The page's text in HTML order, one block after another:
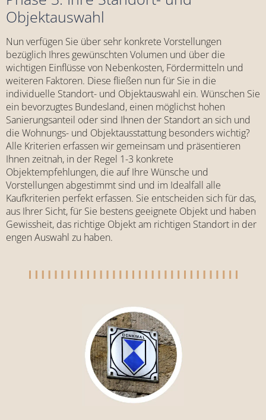
Objektauswahl
Nun verfügen Sie über sehr konkrete Vorstellungen
bezüglich Ihres gewünschten Volumen und über die
wichtigen Einflüsse von Nebenkosten, Fördermitteln und
weiteren Faktoren. Diese fließen nun für Sie in die
individuelle Standort- und Objektauswahl ein. Wünschen Sie
ein bevorzugtes Bundesland, einen möglichst hohen
Sanierungsanteil oder sind Ihnen der Standort an sich und
die Wohnungs- und Objektausstattung besonders wichtig?
Alle Kriterien erfassen wir gemeinsam und präsentieren
Ihnen zeitnah, in der Regel 1-3 konkrete
Objektempfehlungen, die auf Ihre Wünsche und
Vorstellungen abgestimmt sind und im Idealfall alle
Kaufkriterien perfekt erfassen. Sie entscheiden sich für das,
aus Ihrer Sicht, für Sie bestens geeignete Objekt und haben
Gewissheit, das richtige Objekt am richtigen Standort in der
engen Auswahl zu haben.